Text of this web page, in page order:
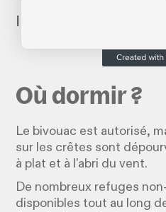
Où dormir ?
Le bivouac est autorisé,
sur les crêtes sont
à plat et à l'abri du vent.
De nombreux refuges
disponibles tout au long